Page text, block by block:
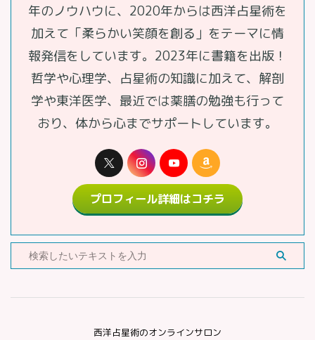
年のノウハウに、2020年からは西洋占星術を
加えて「柔らかい笑顔を創る」をテーマに情
報発信をしています。2023年に書籍を出版！
哲学や心理学、占星術の知識に加えて、解剖
学や東洋医学、最近では薬膳の勉強も行って
おり、体から心までサポートしています。
プロフィール詳細はコチラ
西洋占星術のオンラインサロン